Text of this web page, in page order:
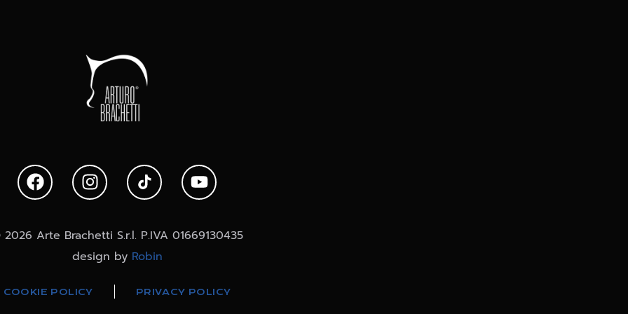
Arte Brachetti S.r.l. P.IVA 01669130435
design by Robin
COOKIE POLICY PRIVACY POLICY